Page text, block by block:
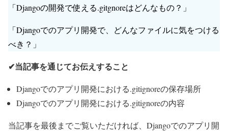
「Djangoの開発で使える.gitgnoreはどんなもの？」
「Djangoでのアプリ開発で、どんなファイルに気をつける
べき？」
✔当記事を通じてお伝えすること
Djangoでのアプリ開発における.gitignoreの保存場所
Djangoでのアプリ開発における.gitignoreの内容
当記事を最後までご覧いただければ、Djangoでのアプリ開